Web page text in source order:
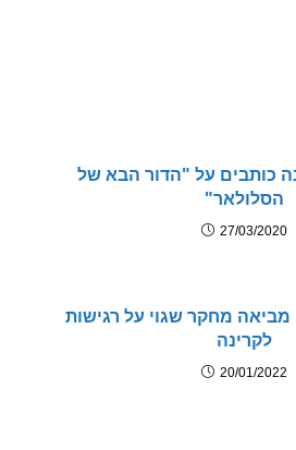
על "הדור הבא של
שגוי על רגישות